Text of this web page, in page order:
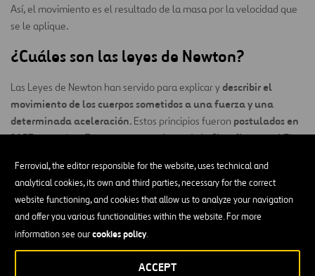
Ferrovial, the editor responsible for the website, uses technical and
analytical cookies, its own and third parties, necessary for the correct
website functioning, and cookies that allow us to analyze your navigation
and offer you various functionalities within the website. For more
information see ourcookies policy.
ACCEPT
Así, el movimiento es el resultado de la masa por la velocidad que
se le aplique.
¿Cuáles son las leyes de Newton?
Las Leyes de Newton han servido para explicar ydescribir el
movimiento de los cuerpos sometidos a una fuerza y una
determinada aceleración. Estos principios fueron postulados en
1687en su obraPrincipios matemáticos de la filosofía natural. El
experimentos cuantitativoscon los que el científicoformuló
predicciones.
Se trata de tres leyes fundamentales que son consideradas como
las más importantes de la mecánica clásica, ya que
a todos los tipos de movimientos. Ellas son: la ley de la inercia, la
relación entre fuerza y aceleración y la ley de acción y reacción,